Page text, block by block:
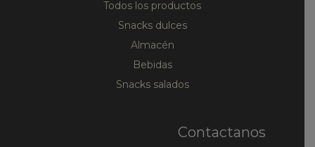
Todos los productos
Snacks dulces
Almacén
Bebidas
Snacks salados
Contactanos